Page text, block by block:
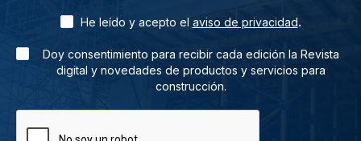
He leído y acepto el aviso de privacidad.
Doy consentimiento para recibir cada edición la Revista
digital y novedades de productos y servicios para
construcción.